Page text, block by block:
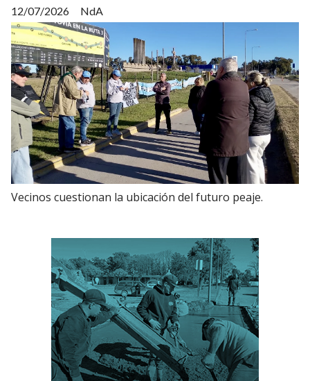
NdA
12/07/2026
Vecinos cuestionan la ubicación del futuro peaje.